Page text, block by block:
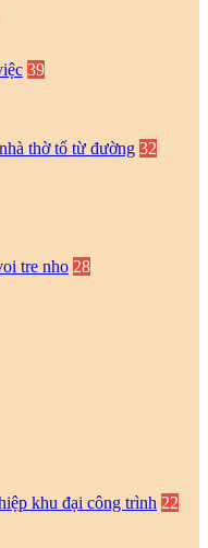
39
thờ tổ từ đường 32
tre nho 28
khu đại công trình 22